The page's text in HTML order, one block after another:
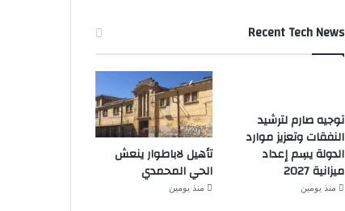
Recent Tech News
توجيه صارم لترشيد
النفقات وتعزيز موارد
الدولة يسِم إعداد
ميزانية 2027
منذ يومين
تأهيل لاباطوار ينعش
الحي المحمدي
منذ يومين